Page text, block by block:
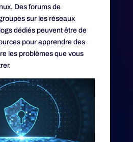
Des forums de
sur les réseaux
dédiés peuvent être de
pour apprendre des
les problèmes que vous